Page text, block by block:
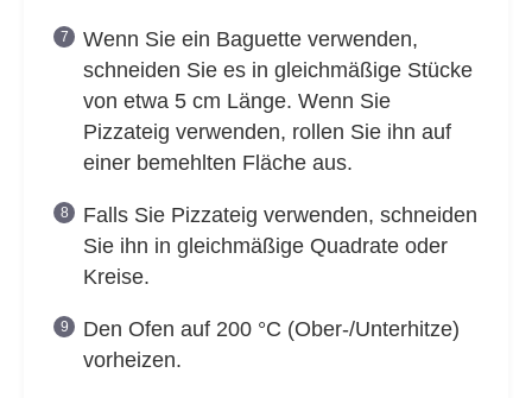
Wenn Sie ein Baguette verwenden,
schneiden Sie es in gleichmäßige Stücke
von etwa 5 cm Länge. Wenn Sie
Pizzateig verwenden, rollen Sie ihn auf
einer bemehlten Fläche aus.
Falls Sie Pizzateig verwenden, schneiden
Sie ihn in gleichmäßige Quadrate oder
Kreise.
Den Ofen auf 200 °C (Ober-/Unterhitze)
vorheizen.